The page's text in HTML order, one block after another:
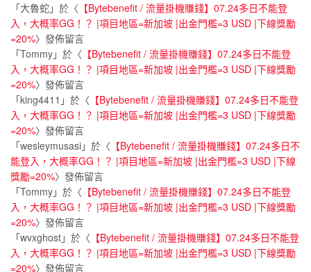
「大魯蛇」於〈 【Bytebenefit / 流量掛機賺錢】07.24多日不能登
入，大概率GG！？ |項目地區=新加坡 |出金門檻=3 USD |下線獎勵
=20%〉發佈留言
「Tommy」於〈 【Bytebenefit / 流量掛機賺錢】07.24多日不能登
入，大概率GG！？ |項目地區=新加坡 |出金門檻=3 USD |下線獎勵
=20%〉發佈留言
「king4411 」於〈 【Bytebenefit / 流量掛機賺錢】07.24多日不能登
入，大概率GG！？ |項目地區=新加坡 |出金門檻=3 USD |下線獎勵
=20%〉發佈留言
「wesleymusasi」於〈 【Bytebenefit / 流量掛機賺錢】07.24多日不
能登入，大概率GG！？ |項目地區=新加坡 |出金門檻=3 USD |下線
獎勵=20%〉發佈留言
「Tommy」於〈 【Bytebenefit / 流量掛機賺錢】07.24多日不能登
入，大概率GG！？ |項目地區=新加坡 |出金門檻=3 USD |下線獎勵
=20%〉發佈留言
「wvxghost」於〈 【Bytebenefit / 流量掛機賺錢】07.24多日不能登
入，大概率GG！？ |項目地區=新加坡 |出金門檻=3 USD |下線獎勵
=20%〉發佈留言